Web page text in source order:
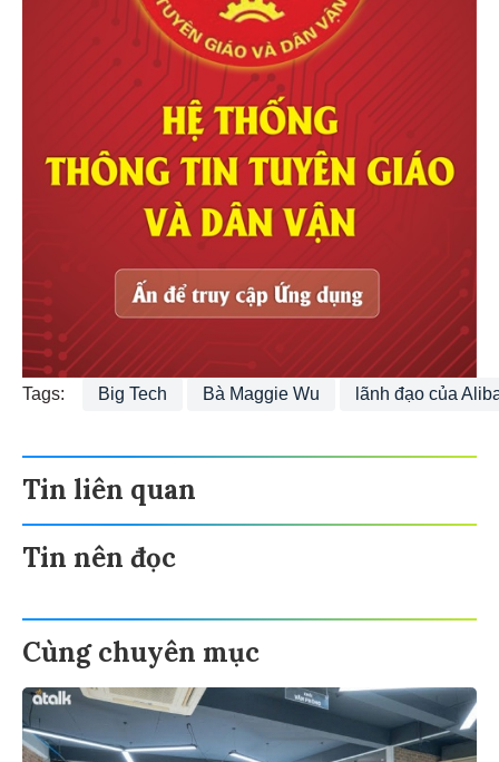
Tags: Big Tech Bà Maggie Wu lãnh đạo của
Tin liên quan
Tin nên đọc
Cùng chuyên mục